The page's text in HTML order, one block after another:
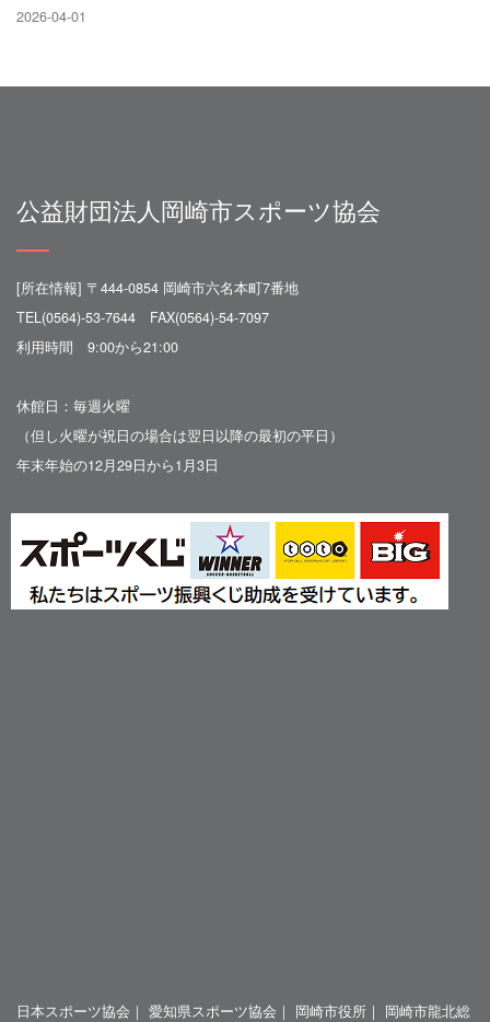
2026-04-01
公益財団法人岡崎市スポーツ協会
[所在情報] 〒444-0854 岡崎市六名本町7番地
TEL(0564)-53-7644 FAX(0564)-54-7097
利用時間 9:00から21:00
休館日：毎週火曜
（但し火曜が祝日の場合は翌日以降の最初の平日）
年末年始の12月29日から1月3日
日本スポーツ協会 ｜ 愛知県スポーツ協会 ｜ 岡崎市役所 ｜ 岡崎市龍北総